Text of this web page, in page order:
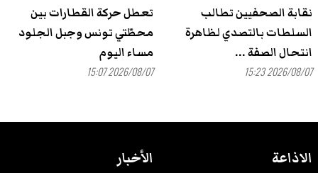
نقابة الصحفيين تطالب
السلطات بالتصدي لظاهرة
انتحال الصفة ...
2026/08/07 15:23
تعطل حركة القطارات بين
محطّتي تونس وجبل الجلود
مساء اليوم
2026/08/07 15:07
الاذاعة الأخبار